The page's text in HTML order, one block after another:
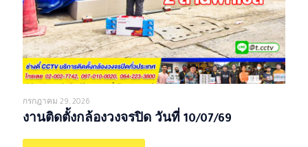
กรกฎาคม 29, 2026
งานติดตั้งกล้องวงจรปิด วันที่ 10/07/69